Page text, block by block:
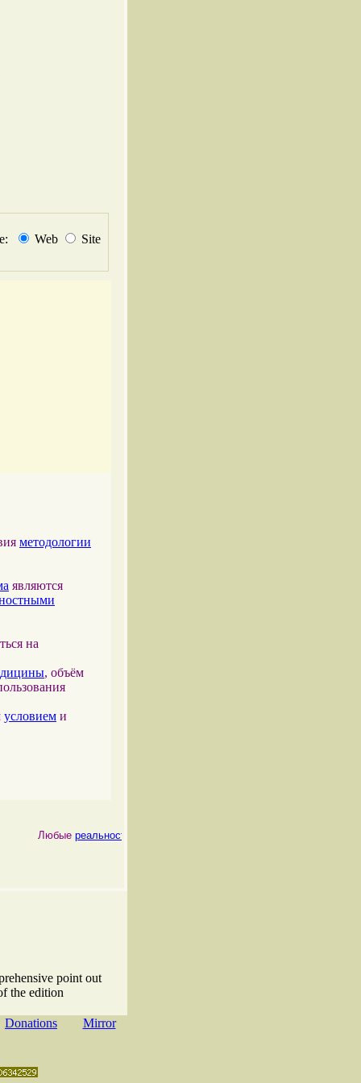
Web Site
методологии
являются
на
, объём
условием и
Любыереальности
point out
the edition
Donations Mirror